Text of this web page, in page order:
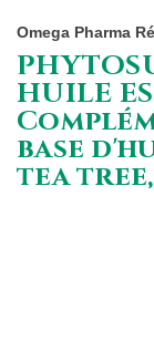
Omega Pharma
HUILE
base
tea